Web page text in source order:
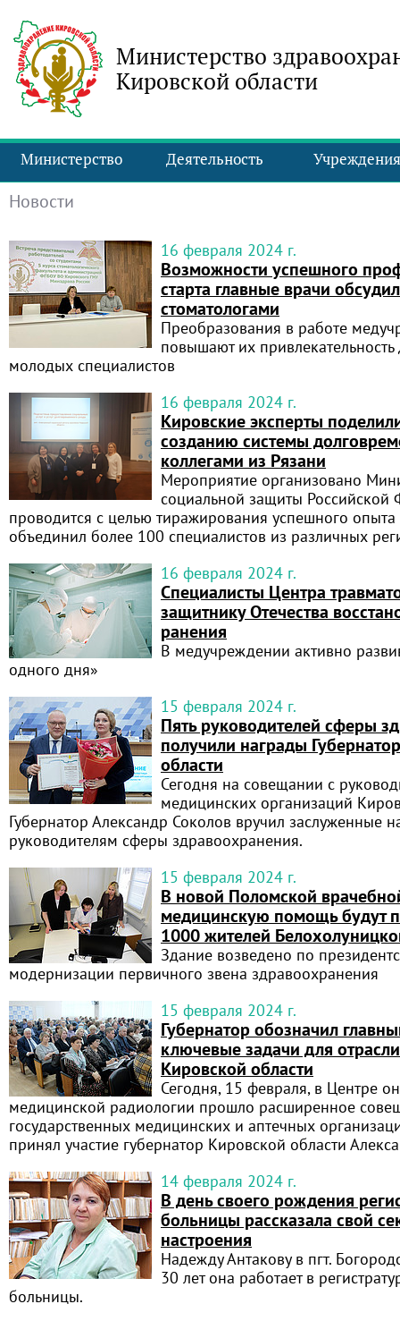
Министерство
Кировской области
Министерство Деятельность Учреждения
Новости
16 февраля 2024 г.
Возможности успешного
старта главные врачи
стоматологами
Преобразования в работе
повышают их привлекательность
молодых специалистов
16 февраля 2024 г.
Кировские эксперты
созданию системы
коллегами из Рязани
Мероприятие организовано
социальной защиты Российской
проводится с целью тиражирования успешного
объединил более 100 специалистов из различных
16 февраля 2024 г.
Специалисты Центра
защитнику Отечества
ранения
В медучреждении активно
одного дня»
15 февраля 2024 г.
Пять руководителей сферы
получили награды
области
Сегодня на совещании с
медицинских организаций
Губернатор Александр Соколов вручил заслуженные
руководителям сферы здравоохранения.
15 февраля 2024 г.
В новой Поломской
медицинскую помощь будут
1000 жителей
Здание возведено по
модернизации первичного звена здравоохранения
15 февраля 2024 г.
Губернатор обозначил
ключевые задачи для
Кировской области
Сегодня, 15 февраля, в Центре
медицинской радиологии прошло расширенное
государственных медицинских и аптечных
принял участие губернатор Кировской области
14 февраля 2024 г.
В день своего рождения
больницы рассказала свой
настроения
Надежду Антакову в пгт.
30 лет она работает в
больницы.